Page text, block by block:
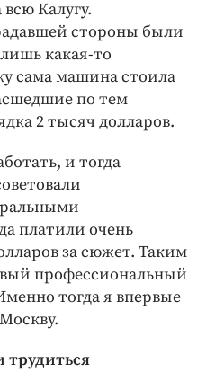
Калугу.
стороны были
какая-то
сама машина стоила
по тем
2 тысяч долларов.
и тогда
платили очень
за сюжет. Таким
профессиональный
тогда я впервые
трудиться